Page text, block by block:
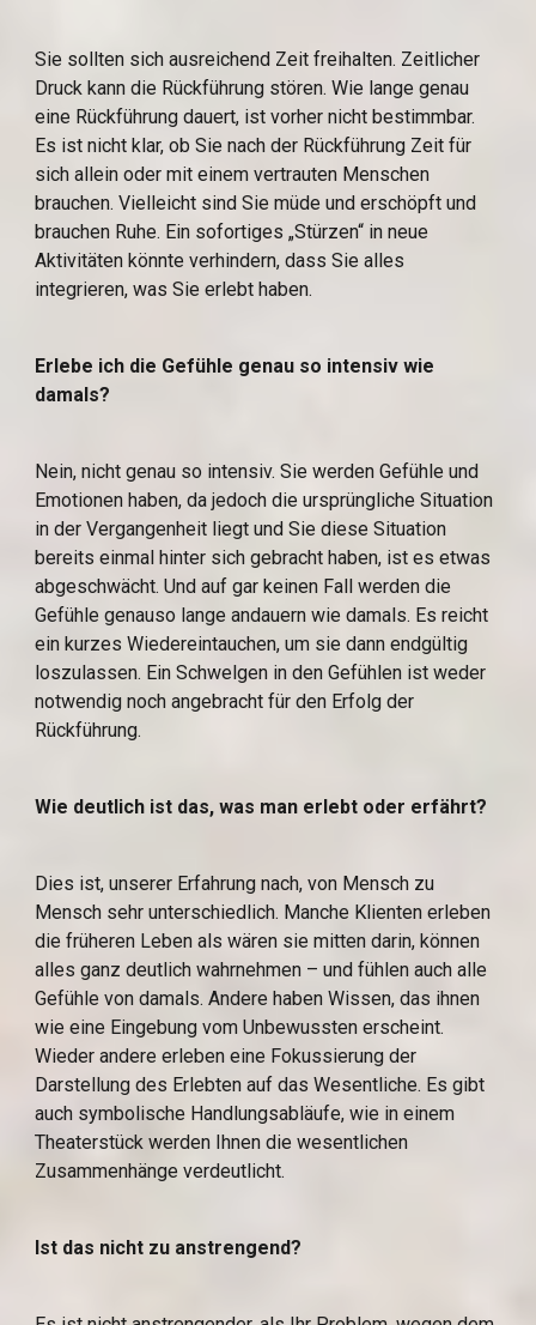
Sie sollten sich ausreichend Zeit freihalten. Zeitlicher
Druck kann die Rückführung stören. Wie lange genau
eine Rückführung dauert, ist vorher nicht bestimmbar.
Es ist nicht klar, ob Sie nach der Rückführung Zeit für
sich allein oder mit einem vertrauten Menschen
brauchen. Vielleicht sind Sie müde und erschöpft und
brauchen Ruhe. Ein sofortiges „Stürzen“ in neue
Aktivitäten könnte verhindern, dass Sie alles
integrieren, was Sie erlebt haben.
Erlebe ich die Gefühle genau so intensiv wie
damals?
Nein, nicht genau so intensiv. Sie werden Gefühle und
Emotionen haben, da jedoch die ursprüngliche Situation
in der Vergangenheit liegt und Sie diese Situation
bereits einmal hinter sich gebracht haben, ist es etwas
abgeschwächt. Und auf gar keinen Fall werden die
Gefühle genauso lange andauern wie damals. Es reicht
ein kurzes Wiedereintauchen, um sie dann endgültig
loszulassen. Ein Schwelgen in den Gefühlen ist weder
notwendig noch angebracht für den Erfolg der
Rückführung.
Wie deutlich ist das, was man erlebt oder erfährt?
Dies ist, unserer Erfahrung nach, von Mensch zu
Mensch sehr unterschiedlich. Manche Klienten erleben
die früheren Leben als wären sie mitten darin, können
alles ganz deutlich wahrnehmen – und fühlen auch alle
Gefühle von damals. Andere haben Wissen, das ihnen
wie eine Eingebung vom Unbewussten erscheint.
Wieder andere erleben eine Fokussierung der
Darstellung des Erlebten auf das Wesentliche. Es gibt
auch symbolische Handlungsabläufe, wie in einem
Theaterstück werden Ihnen die wesentlichen
Zusammenhänge verdeutlicht.
Ist das nicht zu anstrengend?